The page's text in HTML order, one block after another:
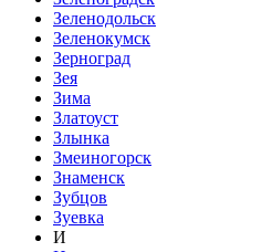
Зеленодольск
Зеленокумск
Зерноград
Зея
Зима
Златоуст
Злынка
Змеиногорск
Знаменск
Зубцов
Зуевка
И